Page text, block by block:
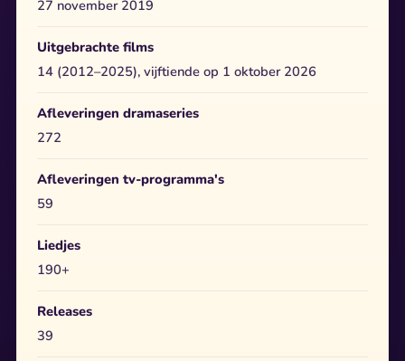
27 november 2019
Uitgebrachte films
14 (2012–2025), vijftiende op 1 oktober 2026
Afleveringen dramaseries
272
Afleveringen tv-programma's
59
Liedjes
190+
Releases
39